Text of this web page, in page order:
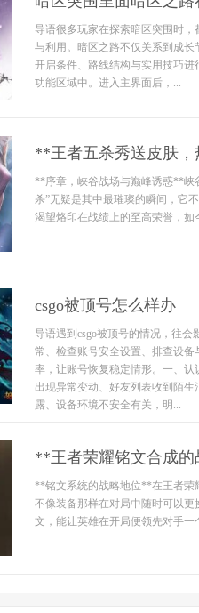
导语很多玩家在探索暗区突围时
与利用。暗区之路不仅关系到成
开启条件、路线结构与实用技巧
功能区域中。进入主界面后，...
**王者五杀秀送皮肤
**序章，峡谷战场与巅峰诱惑**峡
杀”无疑是其中最璀璨的瞬间，它
渴望烙印在战绩上的至高荣誉，如
csgo被顶号怎么样办
导语遇到csgo被顶号的情况，往
常、检查账号安全设置、排查设
率，让账号恢复稳定情形。一、
出现异常变动、好友列表收到陌
露、设备环境不安全有关，明...
**王者荣耀铭文合成
**铭文系统的战略地位**在王者荣
不像装备那样在对局中随时可以
文，能让英雄在开局便领先对手